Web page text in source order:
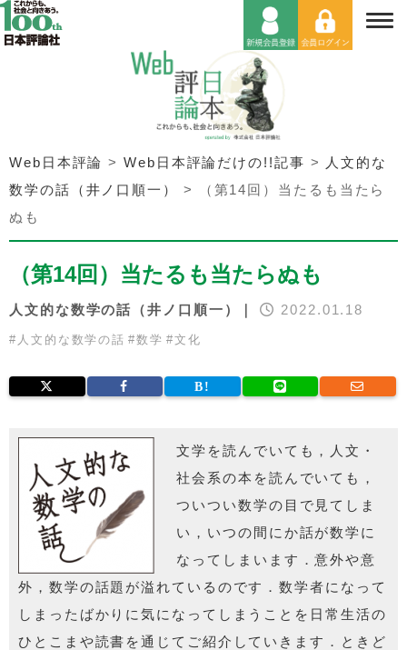
Web日本評論 >Web日本評論だけの!!記事 >
人文的な
数学の話（井ノ口順一）
>
（第14回）当たるも当たら
ぬも
（第14回）当たるも当たらぬも
人文的な数学の話（井ノ口順一）｜ 2022.01.18
# 人文的な数学の話 #数学 #文化
文学を読んでいても，人文・
社会系の本を読んでいても，
ついつい数学の目で見てしま
い，いつの間にか話が数学に
なってしまいます．意外や意
外，数学の話題が溢れているのです．数学者になって
しまったばかりに気になってしまうことを日常生活の
ひとこまや読書を通じてご紹介していきます．ときど